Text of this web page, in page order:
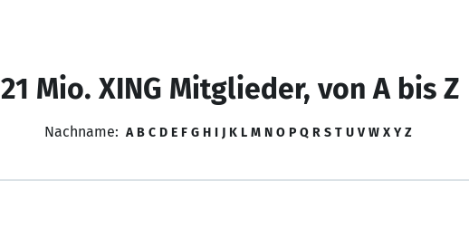
21 Mio. XING Mitglieder, von A bis Z
Nachname: A B C D E F G H I J K L M N O P Q R S T U V W X Y Z